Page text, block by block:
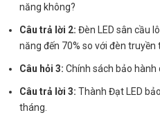
năng không?
Câu trả lời 2: Đèn LED sân cầu
năng đến 70% so với đèn truyền
Câu hỏi 3: Chính sách bảo hành
Câu trả lời 3: Thành Đạt LED
tháng.